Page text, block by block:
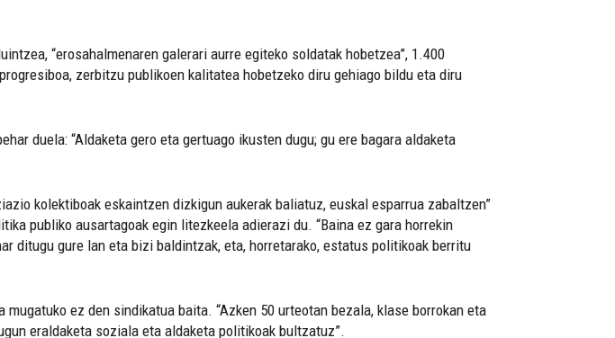
“erosahalmenaren galerari aurre egiteko soldatak hobetzea”, 1.400
zerbitzu publikoen kalitatea hobetzeko diru gehiago bildu eta diru
duela: “Aldaketa gero eta gertuago ikusten dugu; gu ere bagara aldaketa
kolektiboak eskaintzen dizkigun aukerak baliatuz, euskal esparrua zabaltzen”
publiko ausartagoak egin litezkeela adierazi du. “Baina ez gara horrekin
ditugu gure lan eta bizi baldintzak, eta, horretarako, estatus politikoak berritu
ez den sindikatua baita. “Azken 50 urteotan bezala, klase borrokan eta
eraldaketa soziala eta aldaketa politikoak bultzatuz”.